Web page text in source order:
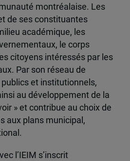
montréalaise. Les
de ses constituantes
académique, les
le corps
citoyens intéressés par les
Par son réseau de
et institutionnels,
au développement de la
» et contribue au choix de
aux plans municipal,
l’IEIM s’inscrit